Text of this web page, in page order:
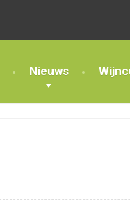
Nieuws